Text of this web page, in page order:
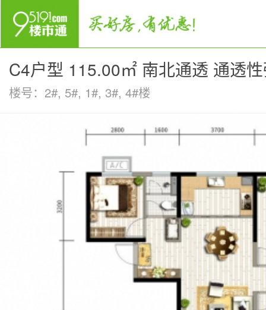
C4户型 115.00㎡ 南北通透 通透
楼号：2#, 5#, 1#, 3#, 4#楼